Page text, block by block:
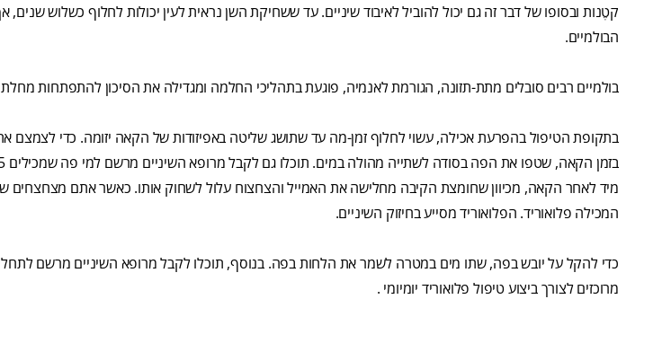
קטֶנות ובסופו של דבר זה גם יכול להוביל לאיבוד שיניים. עד ששחיקת השן נראית לעין יכולות לחלוף כשלוש
הבולמיים.
בולמיים רבים סובלים מתת-תזונה, הגורמת לאנמיה, פוגעת בתהליכי החלמה ומגדילה את הסיכון להתפתחות מחלת
בתקופת הטיפול בהפרעת אכילה, עשוי לחלוף זמן-מה עד שתושג שליטה באפיזודות של הקאה יזומה. כדי לצמצם
מיד לאחר הקאה, מכיוון שחומצת הקיבה מחלישה את האמייל והצחצוח עלול לשחוק אותו. כאשר אתם מצחצחים
המכילה פלואוריד. הפלואוריד מסייע בחיזוק השיניים.
כדי להקל על יובש בפה, שתו מים במטרה לשמר את הלחות בפה. בנוסף, תוכלו לקבל מרופא השיניים מרשם
מרוכזים לצורך ביצוע טיפול פלואוריד יומיומי .